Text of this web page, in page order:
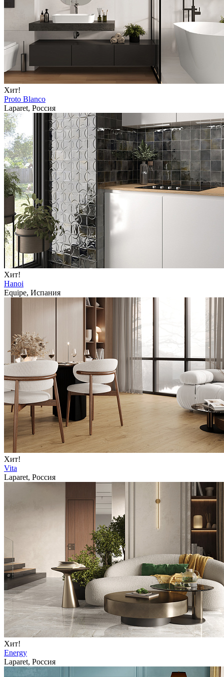
Хит!
Proto Blanco
Laparet, Россия
Хит!
Hanoi
Equipe, Испания
Хит!
Vita
Laparet, Россия
Хит!
Energy
Laparet, Россия